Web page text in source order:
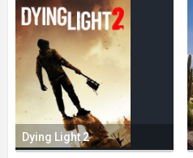
Dying Light 2